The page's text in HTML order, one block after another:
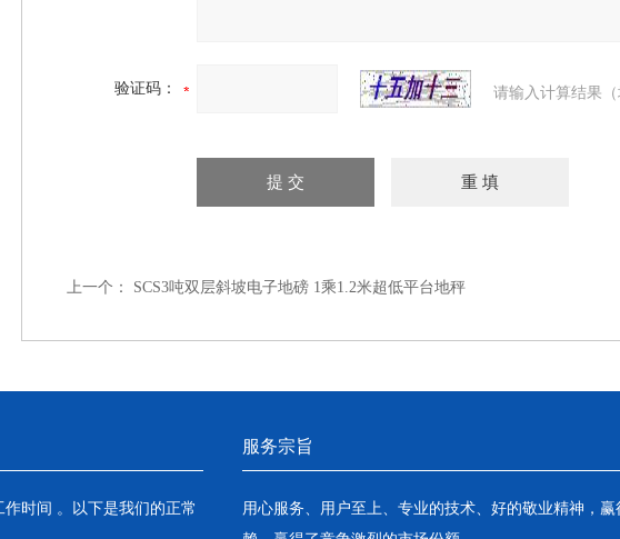
验证码： 请输入计算结果
上一个： SCS3吨双层斜坡电子地磅 1乘1.2米超低平台地秤
时间 。以下是我们的正常
服务宗旨
用心服务、用户至上、专业的技术、好的敬业精神，赢